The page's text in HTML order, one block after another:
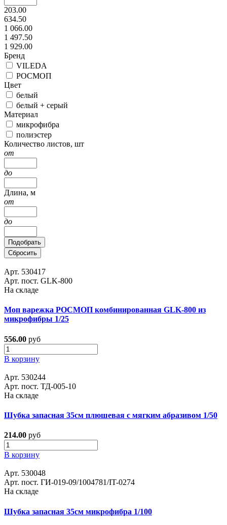
203.00
634.50
1 066.00
1 497.50
1 929.00
Бренд
VILEDA
РОСМОП
Цвет
белый
белый + серый
Материал
микрофибра
полиэстер
Количество листов, шт
от
до
Длина, м
от
до
Подобрать
Сбросить
Арт. 530417
Арт. пост. GLK-800
На складе
Моп варежка РОСМОП комбинированная GLK-800 из
микрофибры 1/25
556.00 руб
В корзину
Арт. 530244
Арт. пост. ТД-005-10
На складе
Шубка запасная 35см плюшевая с мягким абразивом 1/50
214.00 руб
В корзину
Арт. 530048
Арт. пост. ГИ-019-09/1004781/IT-0274
На складе
Шубка запасная 35см микрофибра 1/100